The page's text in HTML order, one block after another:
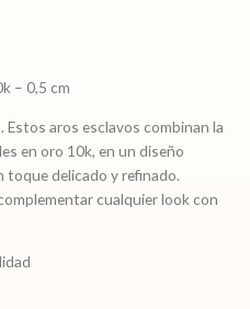
$ 2.990,00.
– 0,5 cm
aros esclavos combinan la
en oro 10k, en un diseño
toque delicado y refinado.
cualquier look con